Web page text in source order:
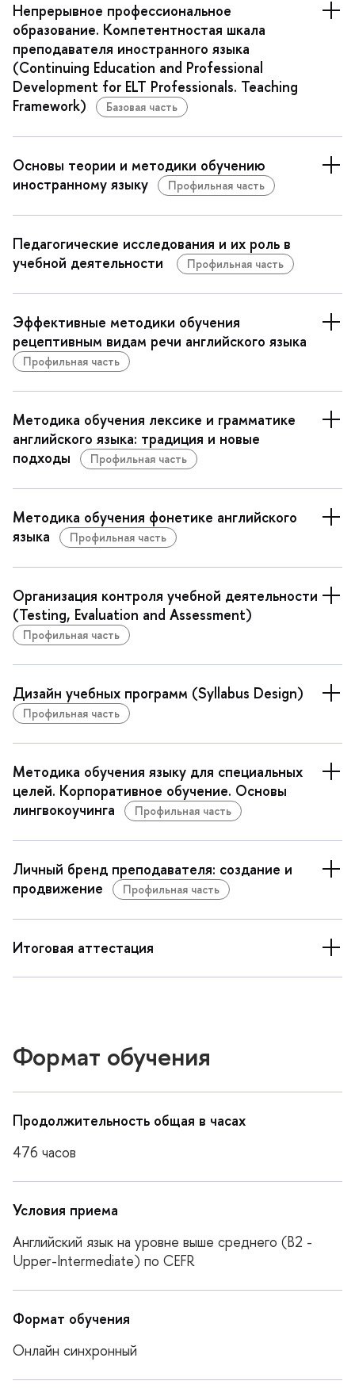
Непрерывное профессиональное
образование. Компетентностая шкала
преподавателя иностранного языка
(Continuing Education and Professional
Development for ELT Professionals. Teaching
Framework)
Базовая часть
Основы теории и методики обучению
иностранному языку
Профильная часть
Педагогические исследования и их роль в
учебной деятельности
Профильная часть
Эффективные методики обучения
рецептивным видам речи английского языка
Профильная часть
Методика обучения лексике и грамматике
английского языка: традиция и новые
подходы
Профильная часть
Методика обучения фонетике английского
языка
Профильная часть
Организация контроля учебной деятельности
(Testing, Evaluation and Assessment)
Профильная часть
Дизайн учебных программ (Syllabus Design)
Профильная часть
Методика обучения языку для специальных
целей. Корпоративное обучение. Основы
лингвокоучинга
Профильная часть
Личный бренд преподавателя: создание и
продвижение
Профильная часть
Итоговая аттестация
Формат обучения
Продолжительность общая в часах
476 часов
Условия приема
Английский язык на уровне выше среднего (B2 -
Upper-Intermediate) по CEFR
Формат обучения
Онлайн синхронный